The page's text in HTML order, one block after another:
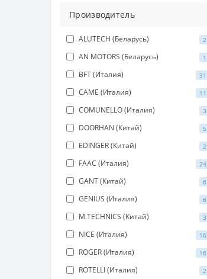
Производитель
ALUTECH (Беларусь) 2
AN MOTORS (Беларусь) 1
BFT (Италия) 31
CAME (Италия) 11
COMUNELLO (Италия) 3
DOORHAN (Китай) 5
EDINGER (Китай) 2
FAAC (Италия) 24
GANT (Китай) 6
GENIUS (Италия) 6
M.TECHNICS (Китай) 3
NICE (Италия) 16
ROGER (Италия) 16
ROTELLI (Италия) 2